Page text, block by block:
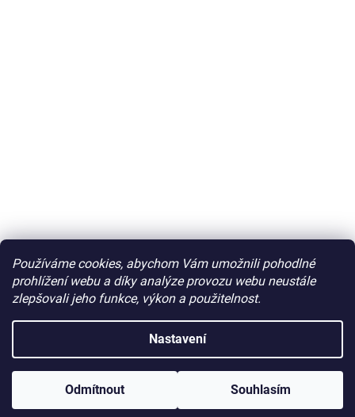
Používáme cookies, abychom Vám umožnili pohodlné
prohlížení webu a díky analýze provozu webu neustále
zlepšovali jeho funkce, výkon a použitelnost.
Nastavení
Odmítnout Souhlasím